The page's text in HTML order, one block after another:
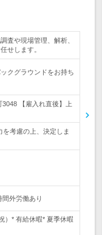
査や現場管理、解析、
せします。
クグラウンドをお持ち
3048 【雇入れ直後】上
考慮の上、決定しま
外労働あり
）* 有給休暇* 夏季休暇